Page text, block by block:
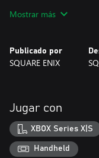
destrucción segura.
liberar a los
Dieron comienzo a una
desestabilizar los
empezó a marchitarse…
CARACTERÍSTICAS
Gráficos renovados en
Trials of Mana es un
Mostrar más
Publicado por
SQUARE ENIX
Jugar con
XBOX Series X|S
Handheld